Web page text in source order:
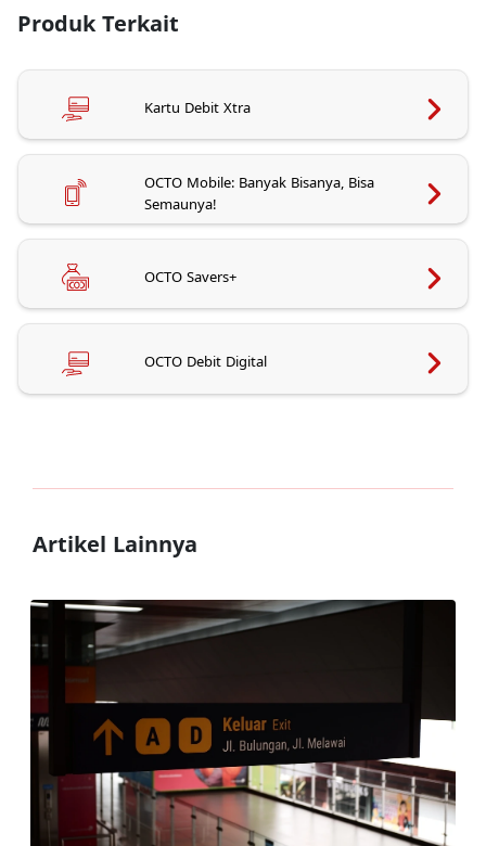
Produk Terkait
Kartu Debit Xtra
OCTO Mobile: Banyak Bisanya, Bisa
Semaunya!
OCTO Savers+
OCTO Debit Digital
Artikel Lainnya